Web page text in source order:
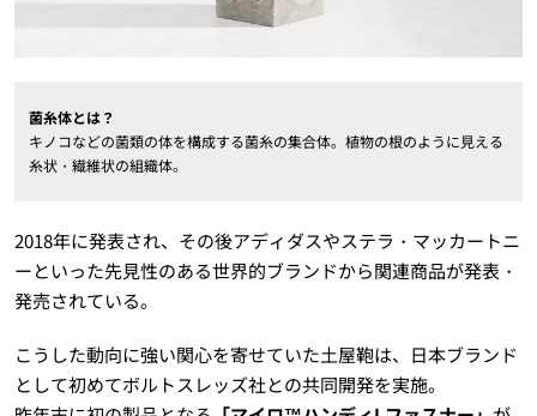
菌糸体とは？
キノコなどの菌類の体を構成する菌糸の集合体。植物の根のように見える
糸状・繊維状の組織体。
2018年に発表され、その後アディダスやステラ・マッカートニ
ーといった先見性のある世界的ブランドから関連商品が発表・
発売されている。
こうした動向に強い関心を寄せていた土屋鞄は、日本ブランド
として初めてボルトスレッズ社との共同開発を実施。